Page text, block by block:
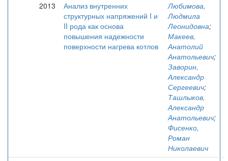
2013
Анализ внутренних
структурных напряжений I и
II рода как основа
повышения надежности
поверхности нагрева котлов
Любимова,
Людмила
Леонидовна;
Макеев,
Анатолий
Анатольевич;
Заворин,
Александр
Сергеевич;
Ташлыков,
Александр
Анатольевич;
Фисенко,
Роман
Николаевич